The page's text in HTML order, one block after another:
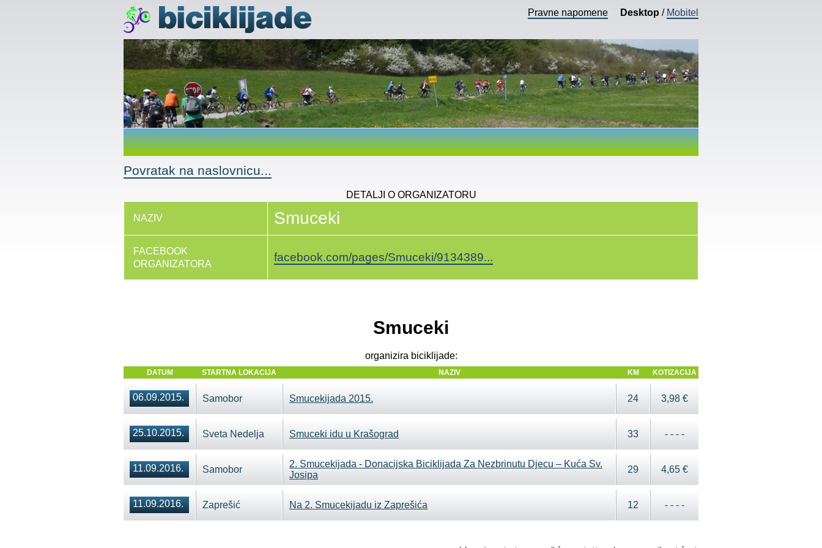
Pravne napomene Desktop / Mobitel
Povratak na naslovnicu...
DETALJI O ORGANIZATORU
NAZIV Smuceki
FACEBOOK
ORGANIZATORA
facebook.com/pages/Smuceki/9134389...
Smuceki
organizira biciklijade:
DATUM STARTNA LOKACIJA NAZIV KM KOTIZACIJA
06.09.2015. Samobor Smucekijada 2015. 24 3,98 €
25.10.2015. Sveta Nedelja Smuceki idu u Krašograd 33 - - - -
11.09.2016. Samobor
2. Smucekijada - Donacijska Biciklijada Za Nezbrinutu Djecu – Kuća Sv.
Josipa
29 4,65 €
11.09.2016. Zaprešić Na 2. Smucekijadu iz Zaprešića 12 - - - -